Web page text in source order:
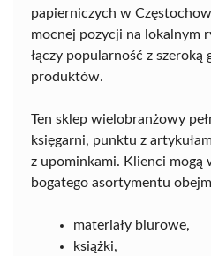
papierniczych w
mocnej pozycji na lokalnym
łączy popularność z szeroką
produktów.
Ten sklep wielobranżowy
księgarni, punktu z
z upominkami. Klienci mogą
bogatego asortymentu
materiały biurowe,
książki,